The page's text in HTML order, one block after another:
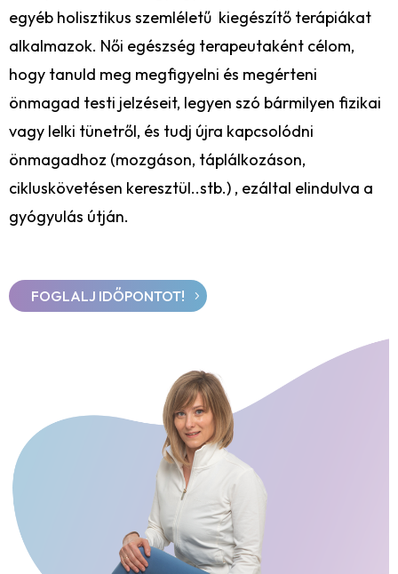
egyéb holisztikus szemléletű kiegészítő terápiákat
alkalmazok. Női egészség terapeutaként célom,
hogy tanuld meg megfigyelni és megérteni
önmagad testi jelzéseit, legyen szó bármilyen fizikai
vagy lelki tünetről, és tudj újra kapcsolódni
önmagadhoz (mozgáson, táplálkozáson,
cikluskövetésen keresztül..stb.) , ezáltal elindulva a
gyógyulás útján.
FOGLALJ IDŐPONTOT!